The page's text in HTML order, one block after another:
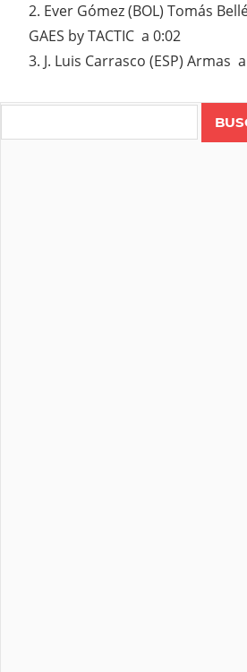
2. Ever Gómez (BOL) Tomás
GAES by TACTIC a 0:02
3. J. Luis Carrasco (ESP) Armas